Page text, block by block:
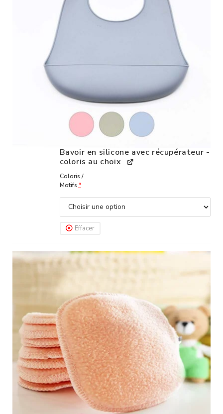
Bavoir en silicone avec récupérateur -
coloris au choix
Coloris /
Motifs *
Effacer